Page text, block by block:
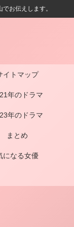
お伝えします。
イトマップ
年のドラマ
年のドラマ
まとめ
になる女優